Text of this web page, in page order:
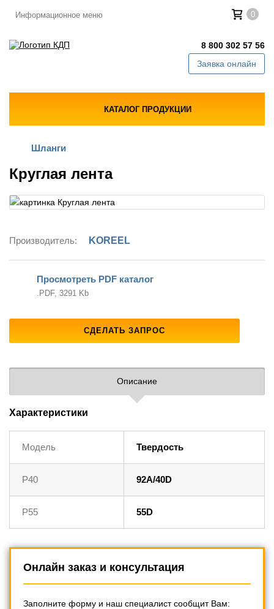
Информационное меню 0
8 800 302 57 56
Заявка онлайн
КАТАЛОГ ПРОДУКЦИИ
Шланги
Круглая лента
Производитель: KOREEL
Просмотреть PDF каталог
.PDF, 3291 Kb
СДЕЛАТЬ ЗАПРОС
Описание
Характеристики
Модель Твердость
P40 92A/40D
P55 55D
Онлайн заказ и консультация
Заполните форму и наш специалист сообщит Вам: